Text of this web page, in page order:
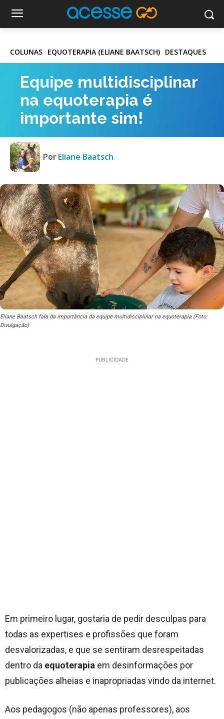
COLUNAS EQUOTERAPIA (ELIANE BAATSCH) DESTAQUES
Equipe multidisciplinar
na equoterapia é
importante sim!
PorEliane Baatsch
Eliane Baatsch fala da importância da equipe multidisciplinar na equoterapia (Foto:
Divulgação)
PUBLICIDADE
Em primeiro lugar, gostaria de pedir desculpas para
todas as expertises e profissões que foram
desvalorizadas, e que se sentiram desrespeitadas
dentro da equoterapia em desinformações por
publicações alheias e inapropriadas vindo da internet.
Aos pedagogos (não apenas professores), aos